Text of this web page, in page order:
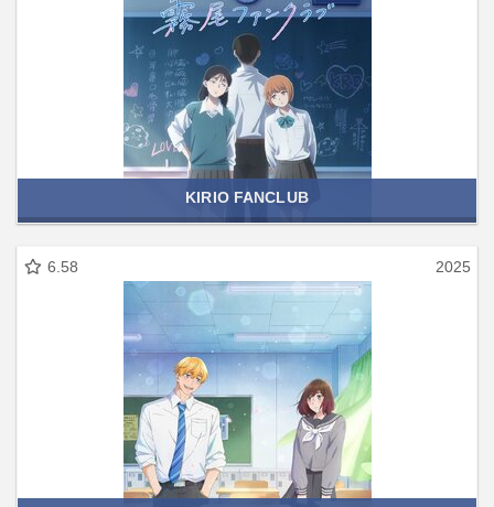
KIRIO FANCLUB
6.58 2025